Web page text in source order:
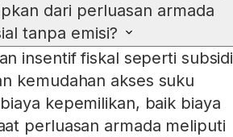
dari perluasan armada
tanpa emisi?
insentif fiskal seperti subsidi
kemudahan akses suku
kepemilikan, baik biaya
perluasan armada meliputi